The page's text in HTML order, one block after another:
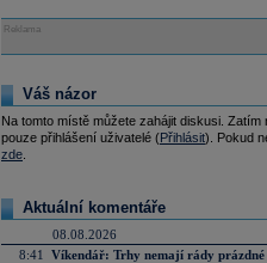
Reklama
Váš názor
Na tomto místě můžete zahájit diskusi.
pouze přihlášení uživatelé (Přihlásit). Pokud
zde
Aktuální komentáře
08.08.2026
8:41
Víkendář: Trhy nemají rády prázdné